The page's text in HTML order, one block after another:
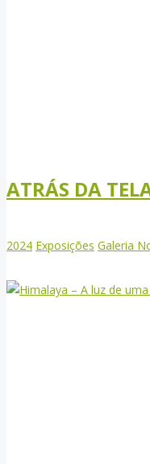
ATRÁS DA
2024 Exposições Galeria